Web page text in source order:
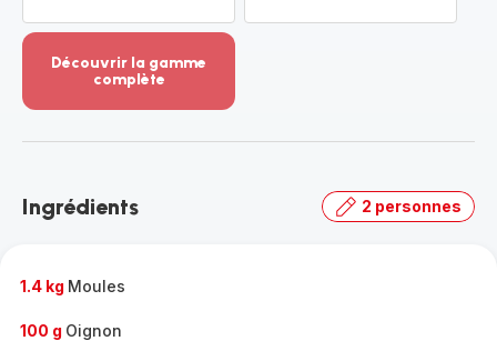
Découvrir la gamme
complète
-
gamme
Ingrédients 2 personnes
1.4 kg Moules
100 g Oignon